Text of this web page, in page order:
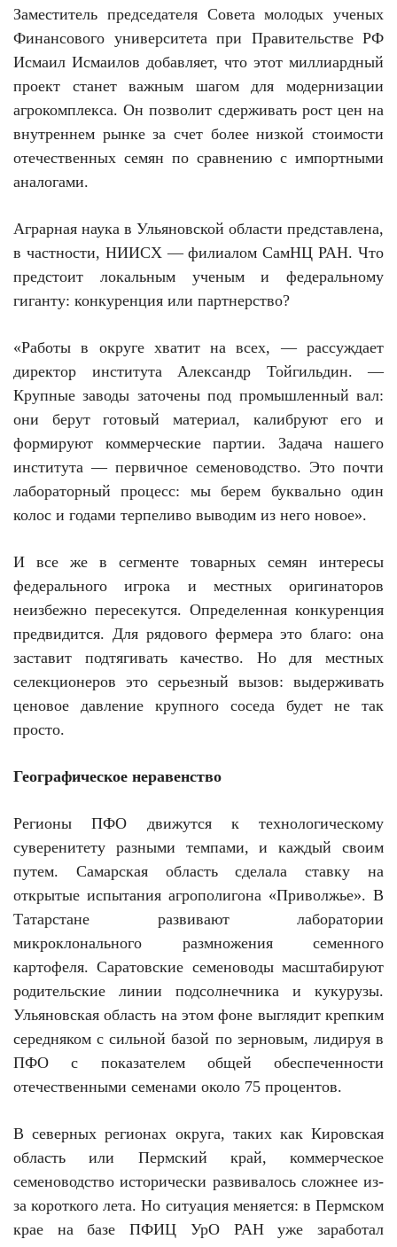
Заместитель председателя Совета молодых ученых
Финансового университета при Правительстве РФ
Исмаил Исмаилов добавляет, что этот миллиардный
проект станет важным шагом для модернизации
агрокомплекса. Он позволит сдерживать рост цен на
внутреннем рынке за счет более низкой стоимости
отечественных семян по сравнению с импортными
аналогами.
Аграрная наука в Ульяновской области представлена,
в частности, НИИСХ — филиалом СамНЦ РАН. Что
предстоит локальным ученым и федеральному
гиганту: конкуренция или партнерство?
«Работы в округе хватит на всех, — рассуждает
директор института Александр Тойгильдин. —
Крупные заводы заточены под промышленный вал:
они берут готовый материал, калибруют его и
формируют коммерческие партии. Задача нашего
института — первичное семеноводство. Это почти
лабораторный процесс: мы берем буквально один
колос и годами терпеливо выводим из него новое».
И все же в сегменте товарных семян интересы
федерального игрока и местных оригинаторов
неизбежно пересекутся. Определенная конкуренция
предвидится. Для рядового фермера это благо: она
заставит подтягивать качество. Но для местных
селекционеров это серьезный вызов: выдерживать
ценовое давление крупного соседа будет не так
просто.
Географическое неравенство
Регионы ПФО движутся к технологическому
суверенитету разными темпами, и каждый своим
путем. Самарская область сделала ставку на
открытые испытания агрополигона «Приволжье». В
Татарстане развивают лаборатории
микроклонального размножения семенного
картофеля. Саратовские семеноводы масштабируют
родительские линии подсолнечника и кукурузы.
Ульяновская область на этом фоне выглядит крепким
середняком с сильной базой по зерновым, лидируя в
ПФО с показателем общей обеспеченности
отечественными семенами около 75 процентов.
В северных регионах округа, таких как Кировская
область или Пермский край, коммерческое
семеноводство исторически развивалось сложнее из-
за короткого лета. Но ситуация меняется: в Пермском
крае на базе ПФИЦ УрО РАН уже заработал